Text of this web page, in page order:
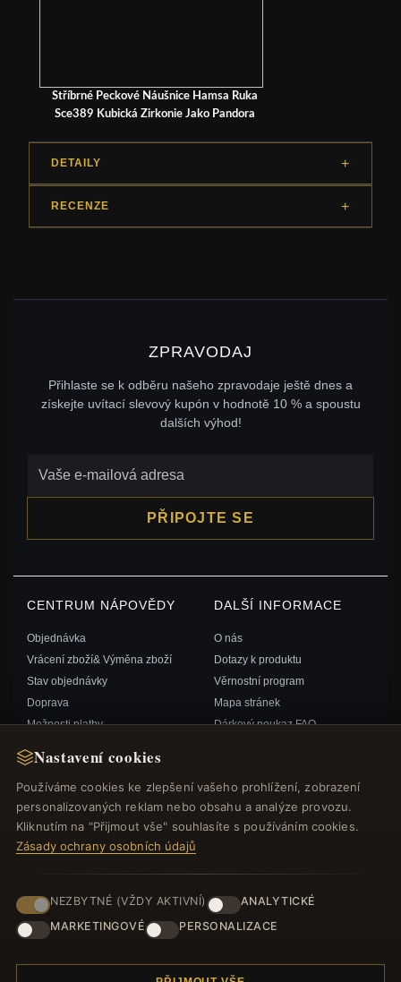
Nastavení cookies
Používáme cookies ke zlepšení vašeho prohlížení, zobrazení
personalizovaných reklam nebo obsahu a analýze provozu.
Kliknutím na "Přijmout vše" souhlasíte s používáním cookies.
Zásady ochrany osobních údajů
NEZBYTNÉ (VŽDY AKTIVNÍ)
ANALYTICKÉ
MARKETINGOVÉ
PERSONALIZACE
Stříbrné Peckové Náušnice Hamsa Ruka
Sce389 Kubická Zirkonie Jako Pandora
DETAILY
RECENZE
ZPRAVODAJ
Přihlaste se k odběru našeho zpravodaje ještě dnes a
získejte uvítací slevový kupón v hodnotě 10 % a spoustu
dalších výhod!
PŘIPOJTE SE
CENTRUM NÁPOVĚDY
Objednávka
Vrácení zboží& Výměna zboží
Stav objednávky
Doprava
Možnosti platby
Kontaktujte nás
DALŠÍ INFORMACE
O nás
Dotazy k produktu
Věrnostní program
Mapa stránek
Dárkový poukaz FAQ
RYCHLÉ ODKAZY
Nové produkty
Speciální nabídky
Blog
Recenze
Přihlásit se
SLEDUJTE NÁS